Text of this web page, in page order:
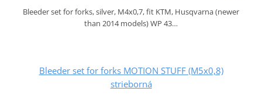
Bleeder set for forks, silver, M4x0,7, fit KTM, Husqvarna (newer
than 2014 models) WP 43…
Bleeder set for forks MOTION STUFF (M5x0,8)
strieborná